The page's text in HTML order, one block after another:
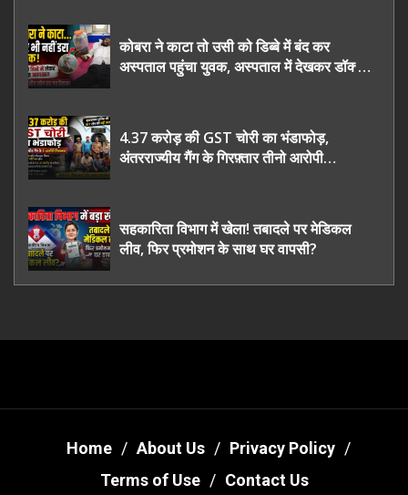
कोबरा ने काटा तो उसी को डिब्बे में बंद कर
अस्पताल पहुंचा युवक, अस्पताल में देखकर डॉक्टर
4.37 करोड़ की GST चोरी का भंडाफोड़,
अंतरराज्यीय गैंग के गिरफ़्तार तीनो आरोपी
सहकारिता विभाग में खेला! तबादले पर मेडिकल
लीव, फिर प्रमोशन के साथ घर वापसी?
Home About Us
Privacy Policy
Terms of Use
Contact Us